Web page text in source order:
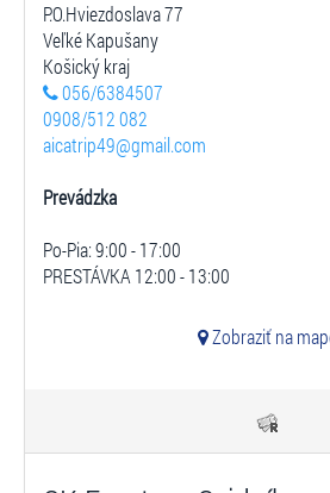
P.O.Hviezdoslava 77
Veľké Kapušany
Košický kraj
056/6384507
0908/512 082
aicatrip49@gmail.com
Prevádzka
Po-Pia: 9:00 - 17:00
PRESTÁVKA 12:00 - 13:00
Zobraziť na